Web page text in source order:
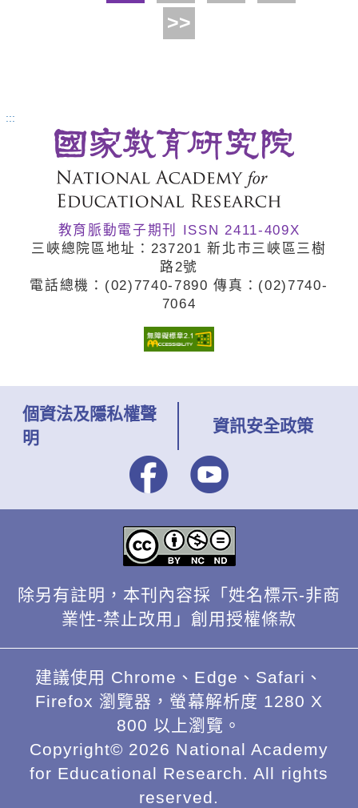
由教育部國民及學前教育署委託國
家教育研究院戶外教育研究室編撰
正是為場域而寫的課程開發手冊。
全書從戶外教育概念的介紹開始，
涵蓋場域如何設計戶外教育課程、
與學校建立合作關係，皆提供明確
操作步驟、關鍵技術與自我檢核
表。書中亦提出四層次服務類型與
三種合作模式，協助場域與學校深
化互動，共同實踐優質的戶外教
>>
:::
教育脈動電子期刊 ISSN 2411-409X
三峽總院區地址：237201 新北市三峽區三樹
路2號
電話總機：(02)7740-7890 傳真：(02)7740-
7064
個資法及隱私權聲
明
資訊安全政策
除另有註明，本刊內容採「姓名標示-非商
業性-禁止改用」創用授權條款
建議使用 Chrome、Edge、Safari、
Firefox 瀏覽器，螢幕解析度 1280 X
800 以上瀏覽。
Copyright© 2026 National Academy
for Educational Research. All rights
reserved.